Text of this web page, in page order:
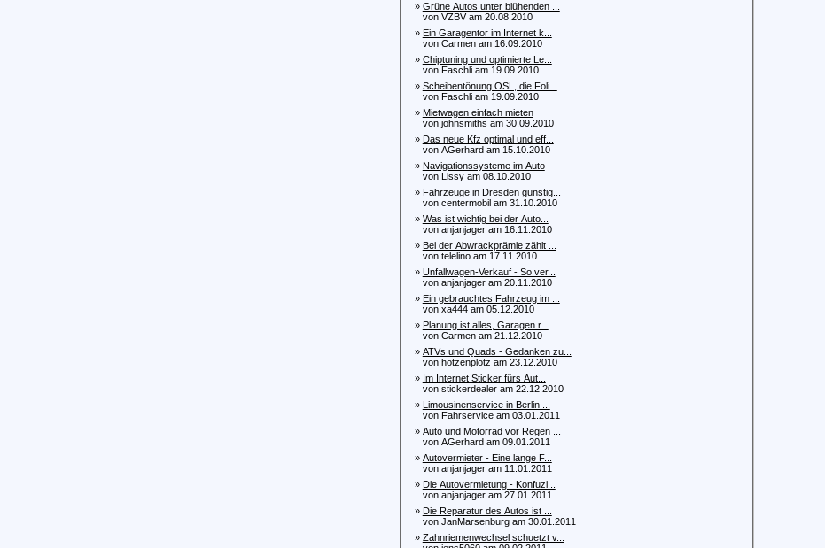
» Grüne Autos unter blühenden ...
von VZBV am 20.08.2010
» Ein Garagentor im Internet k...
von Carmen am 16.09.2010
» Chiptuning und optimierte Le...
von Faschli am 19.09.2010
» Scheibentönung OSL, die Foli...
von Faschli am 19.09.2010
» Mietwagen einfach mieten
von johnsmiths am 30.09.2010
» Das neue Kfz optimal und eff...
von AGerhard am 15.10.2010
» Navigationssysteme im Auto
von Lissy am 08.10.2010
» Fahrzeuge in Dresden günstig...
von centermobil am 31.10.2010
» Was ist wichtig bei der Auto...
von anjanjager am 16.11.2010
» Bei der Abwrackprämie zählt ...
von telelino am 17.11.2010
» Unfallwagen-Verkauf - So ver...
von anjanjager am 20.11.2010
» Ein gebrauchtes Fahrzeug im ...
von xa444 am 05.12.2010
» Planung ist alles, Garagen r...
von Carmen am 21.12.2010
» ATVs und Quads - Gedanken zu...
von hotzenplotz am 23.12.2010
» Im Internet Sticker fürs Aut...
von stickerdealer am 22.12.2010
» Limousinenservice in Berlin ...
von Fahrservice am 03.01.2011
» Auto und Motorrad vor Regen ...
von AGerhard am 09.01.2011
» Autovermieter - Eine lange F...
von anjanjager am 11.01.2011
» Die Autovermietung - Konfuzi...
von anjanjager am 27.01.2011
» Die Reparatur des Autos ist ...
von JanMarsenburg am 30.01.2011
» Zahnriemenwechsel schuetzt v...